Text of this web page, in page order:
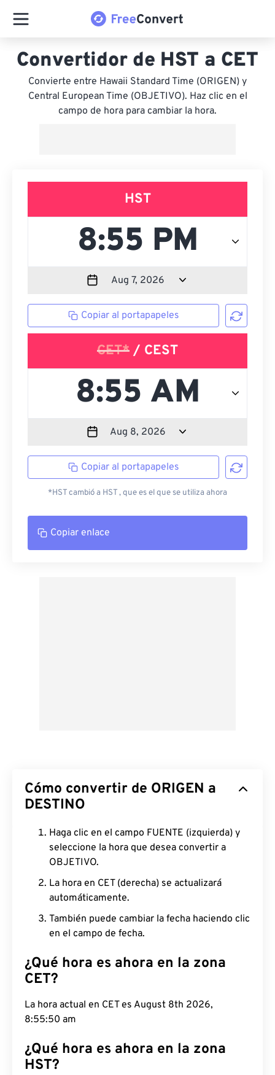
Convertidor de HST a CET
Convierte entre Hawaii Standard Time (ORIGEN) y
Central European Time (OBJETIVO). Haz clic en el
campo de hora para cambiar la hora.
HST
Copiar al portapapeles
CET* / CEST
Copiar al portapapeles
*HST cambió a HST , que es el que se utiliza ahora
Copiar enlace
Cómo convertir de ORIGEN a
DESTINO
Haga clic en el campo FUENTE (izquierda) y
seleccione la hora que desea convertir a
OBJETIVO.
La hora en CET (derecha) se actualizará
automáticamente.
También puede cambiar la fecha haciendo clic
en el campo de fecha.
¿Qué hora es ahora en la zona
CET?
La hora actual en CET es August 8th 2026, 8:55:51
am
¿Qué hora es ahora en la zona
HST?